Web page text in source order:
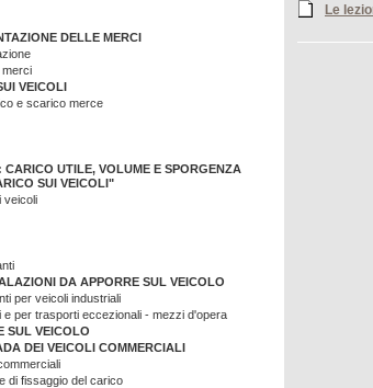
DELLE MERCI
merci
VEICOLI
e scarico merce
UTILE, VOLUME E SPORGENZA
SUI VEICOLI"
veicoli
DA APPORRE SUL VEICOLO
per veicoli industriali
e per trasporti eccezionali - mezzi d'opera
SUL VEICOLO
DEI VEICOLI COMMERCIALI
di fissaggio del carico
Le